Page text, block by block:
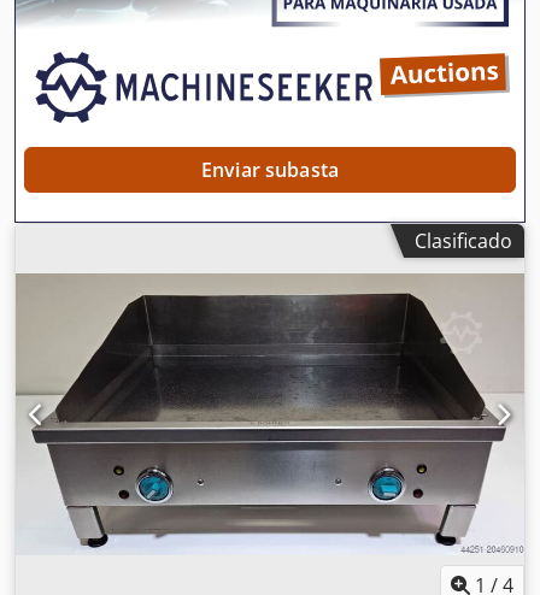
Enviar subasta
Clasificado
1 /4